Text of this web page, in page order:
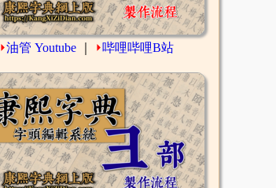
⏵油管 Youtube ⏵哔哩哔哩B站